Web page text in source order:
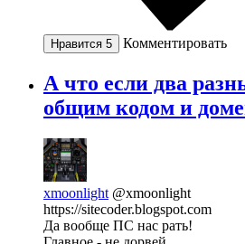
Нравится 5 Комментировать
А что если два
общим кодом и
xmoonlight @xmoonlight
https://sitecoder.blogspot.com
Да вообще ПС нас рать!